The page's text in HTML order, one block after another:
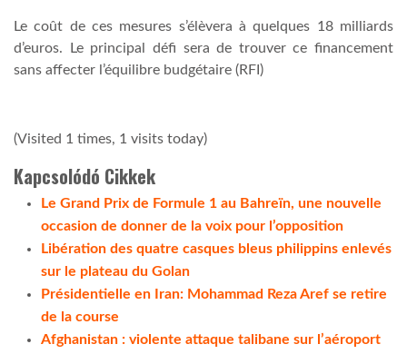
Le coût de ces mesures s’élèvera à quelques 18 milliards
d’euros. Le principal défi sera de trouver ce financement
sans affecter l’équilibre budgétaire (RFI)
(Visited 1 times, 1 visits today)
Kapcsolódó Cikkek
Le Grand Prix de Formule 1 au Bahreïn, une nouvelle
occasion de donner de la voix pour l’opposition
Libération des quatre casques bleus philippins enlevés
sur le plateau du Golan
Présidentielle en Iran: Mohammad Reza Aref se retire
de la course
Afghanistan : violente attaque talibane sur l’aéroport